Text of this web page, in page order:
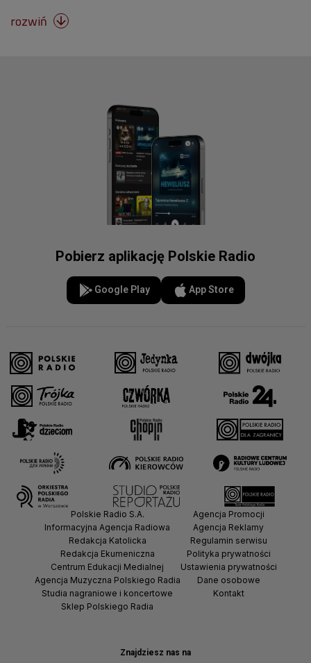
rozwiń 
Pobierz aplikację Polskie Radio
Google Play App Store
Znajdziesz nas na
Polskie Radio S.A.
Informacyjna Agencja Radiowa
Redakcja Katolicka
Redakcja Ekumeniczna
Centrum Edukacji Medialnej
Agencja Muzyczna Polskiego Radia
Studia nagraniowe i koncertowe
Sklep Polskiego Radia
Agencja Promocji
Agencja Reklamy
Regulamin serwisu
Polityka prywatności
Ustawienia prywatności
Dane osobowe
Kontakt